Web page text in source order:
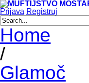
Prijava Registruj
Home
/
Glamoč